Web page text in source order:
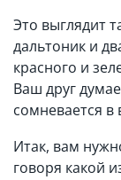
Это выглядит
дальтоник и
красного и
Ваш друг
сомневается
Итак, вам
говоря какой